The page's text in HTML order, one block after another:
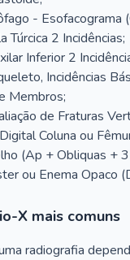
- Esofacograma
Túrcica 2 Incidências;
Inferior 2
Incidências
Membros;
de Fraturas
Coluna ou
(Ap + Obliquas +
ou Enema Opaco
X mais comuns
radiografia